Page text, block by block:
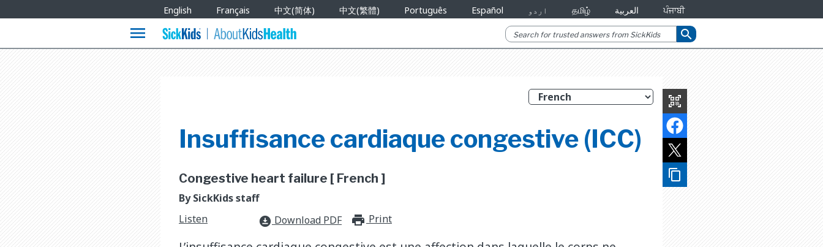
Languages
English Français 中文(简体) 中文(繁體) Português Español اردو தமிழ் العربية ਪੰਜਾਬੀ
menu search
qr_code_scanner
content_copy
Insuffisance cardiaque congestive (ICC)
Congestive heart failure [ French ]
By SickKids staff
Listen
download_for_offline Download PDF print_for_offline
Print